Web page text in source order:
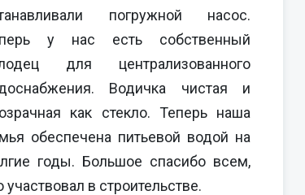
погружной насос.
у нас есть собственный
для централизованного
Водичка чистая и
как стекло. Теперь наша
обеспечена питьевой водой на
годы. Большое спасибо всем,
участвовал в строительстве.